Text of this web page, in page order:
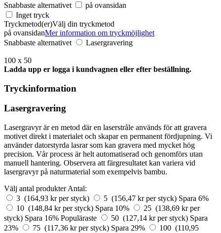
Snabbaste alternativet
på ovansidan
Inget tryck
Tryckmetod(er)Välj din tryckmetod
på ovansidanMer information om tryckmöjlighet
Snabbaste alternativet
Lasergravering
100 x 50
Ladda upp er logga i kundvagnen eller efter beställning.
Tryckinformation
Lasergravering
Lasergravyr är en metod där en laserstråle används för att gravera
motivet direkt i materialet och skapar en permanent fördjupning. Vi
använder datorstyrda lasrar som kan gravera med mycket hög
precision. Vår process är helt automatiserad och genomförs utan
manuell hantering. Observera att färgresultatet kan variera vid
lasergravyr på naturmaterial som exempelvis bambu.
Välj antal produkter Antal:
3 (164,93 kr per styck)
5 (156,47 kr per styck) Spara 6%
10 (148,84 kr per styck) Spara 10%
25 (138,69 kr per
styck) Spara 16% Populäraste 50 (127,14 kr per styck) Spara
23%
75 (117,36 kr per styck) Spara 29%
100 (110,95